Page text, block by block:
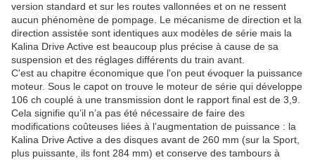
version standard et sur les routes vallonnées et on ne ressent
aucun phénomène de pompage. Le mécanisme de direction et la
direction assistée sont identiques aux modèles de série mais la
Kalina Drive Active est beaucoup plus précise à cause de sa
suspension et des réglages différents du train avant.
C'est au chapitre économique que l'on peut évoquer la puissance
moteur. Sous le capot on trouve le moteur de série qui développe
106 ch couplé à une transmission dont le rapport final est de 3,9.
Cela signifie qu’il n’a pas été nécessaire de faire des
modifications coûteuses liées à l’augmentation de puissance : la
Kalina Drive Active a des disques avant de 260 mm (sur la Sport,
plus puissante, ils font 284 mm) et conserve des tambours à